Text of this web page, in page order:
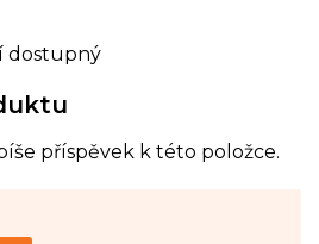
dostupný
příspěvek k této položce.